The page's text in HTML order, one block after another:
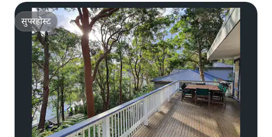
सुपरहोस्ट
सुपरहोस्ट